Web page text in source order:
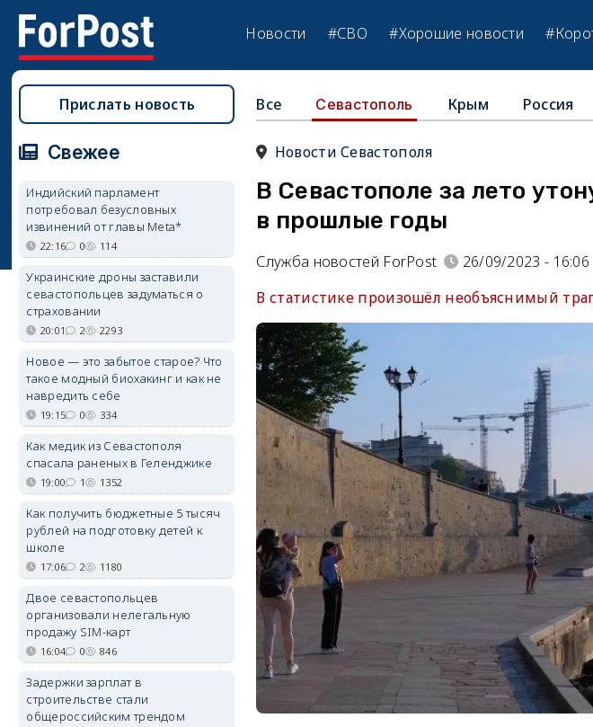
Новости #СВО #Хорошие новости
Все Севастополь Крым Россия
Новости Севастополя
В Севастополе за лето
в прошлые годы
Служба новостей ForPost
26/09/2023 - 16:06
В статистике произошёл необъяснимый
Прислать новость
Свежее
Индийский парламент
потребовал безусловных
извинений от главы Meta*
22:16 0 114
Украинские дроны заставили
севастопольцев задуматься о
страховании
20:01 2 2293
Новое — это забытое старое? Что
такое модный биохакинг и как не
навредить себе
19:15 0 334
Как медик из Севастополя
спасала раненых в Геленджике
19:00 1 1352
Как получить бюджетные 5 тысяч
рублей на подготовку детей к
школе
17:06 2 1180
Двое севастопольцев
организовали нелегальную
продажу SIM-карт
16:04 0 846
Задержки зарплат в
строительстве стали
общероссийским трендом